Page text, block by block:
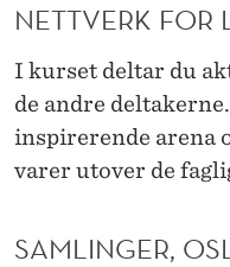
D
E
R
S
M
NETTVERK
I kurset deltar du
de andre
inspirerende arena
varer utover de
SAMLINGER,